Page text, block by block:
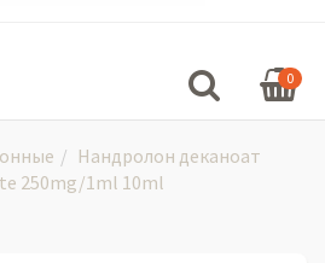
0
Нандролон деканоат
250mg/1ml 10ml